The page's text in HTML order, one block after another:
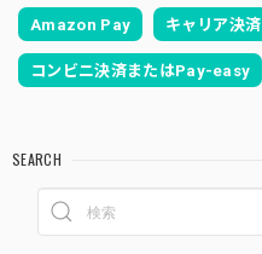
Amazon Pay キャリア決済
コンビニ決済またはPay-easy
SEARCH